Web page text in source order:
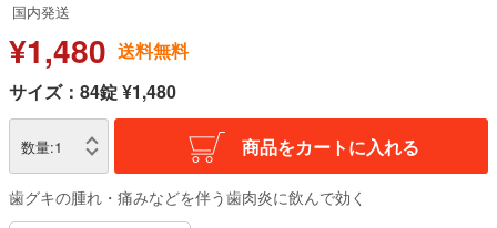
国内発送
¥1,480 送料無料
サイズ：84錠 ¥1,480
数量:1 商品をカートに入れる
歯グキの腫れ・痛みなどを伴う歯肉炎に飲んで効く